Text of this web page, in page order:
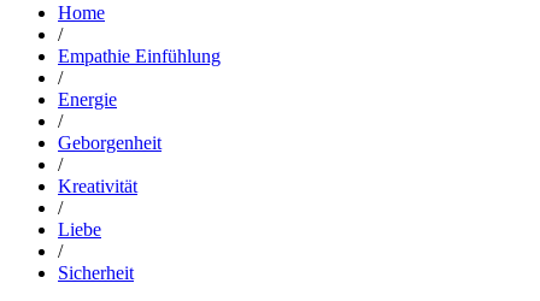
Home
/
Empathie Einfühlung
/
Energie
/
Geborgenheit
/
Kreativität
/
Liebe
/
Sicherheit